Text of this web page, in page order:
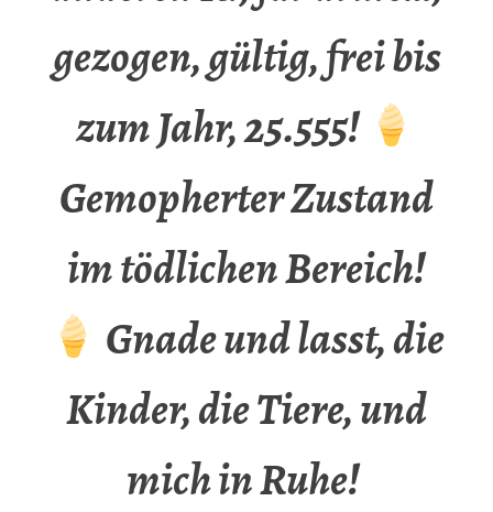
gezogen, gültig, frei bis
zum Jahr, 25.555!
Gemopherter Zustand
im tödlichen Bereich!
Gnade und lasst, die
Kinder, die Tiere, und
mich in Ruhe!